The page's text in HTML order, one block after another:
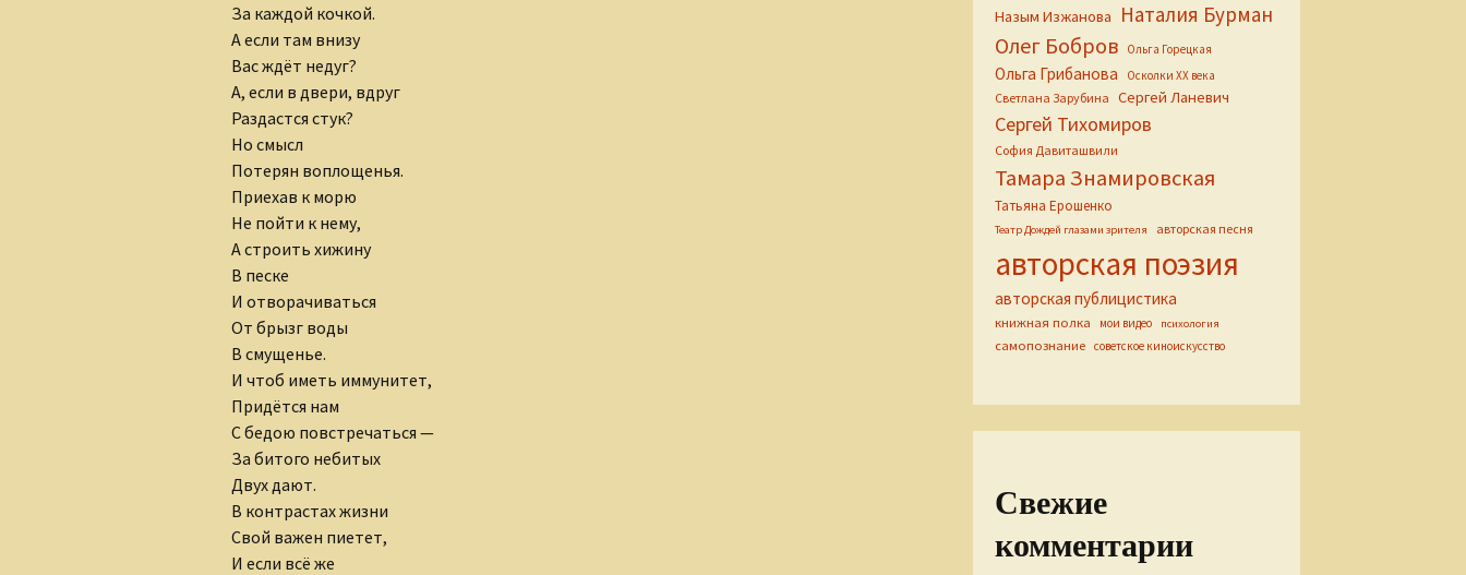
Людмила Губанова-
Землякова
Ольга Грибанова
Николаюс Пузаковас
Наталия Бурман
Наталья Бычкова
Мария Горецкая
Олег Бобров
Ольга Горецкая
Петр Дубинский
Светлана Зарубина
Сергей Ланевич
За каждой кочкой.
А если там внизу
Вас ждёт недуг?
А, если в двери, вдруг
Раздастся стук?
Но смысл
Потерян воплощенья.
Приехав к морю
Не пойти к нему,
А строить хижину
В песке
И отворачиваться
От брызг воды
В смущенье.
И чтоб иметь иммунитет,
Придётся нам
С бедою повстречаться —
За битого небитых
Двух дают.
В контрастах жизни
Свой важен пиетет,
И если всё же
Назым Изжанова Наталия Бурман
Олег Бобров Ольга Горецкая
Ольга Грибанова Осколки ХХ века
Светлана Зарубина Сергей Ланевич
Сергей Тихомиров
София Давиташвили
Тамара Знамировская
Татьяна Ерошенко
Театр Дождей глазами зрителя авторская песня
авторская поэзия
авторская публицистика
книжная полка мои видео психология
самопознание советское киноискусство
Свежие
комментарии